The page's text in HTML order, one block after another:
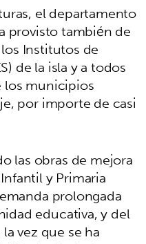
el departamento
provisto también de
Institutos de
de la isla y a todos
los municipios
por importe de casi
las obras de mejora
y Primaria
prolongada
educativa, y del
vez que se ha